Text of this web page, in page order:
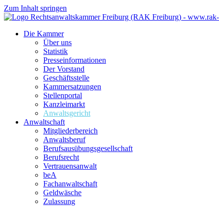
Zum Inhalt springen
Die Kammer
Über uns
Statistik
Presseinformationen
Der Vorstand
Geschäftsstelle
Kammersatzungen
Stellenportal
Kanzleimarkt
Anwaltsgericht
Anwaltschaft
Mitgliederbereich
Anwaltsberuf
Berufsausübungs­gesellschaft
Berufsrecht
Vertrauensanwalt
beA
Fachanwaltschaft
Geldwäsche
Zulassung